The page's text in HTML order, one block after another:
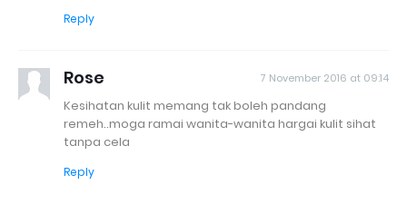
Reply
Rose 7 November 2016 at 09:14
Kesihatan kulit memang tak boleh pandang
remeh..moga ramai wanita-wanita hargai kulit sihat
tanpa cela
Reply